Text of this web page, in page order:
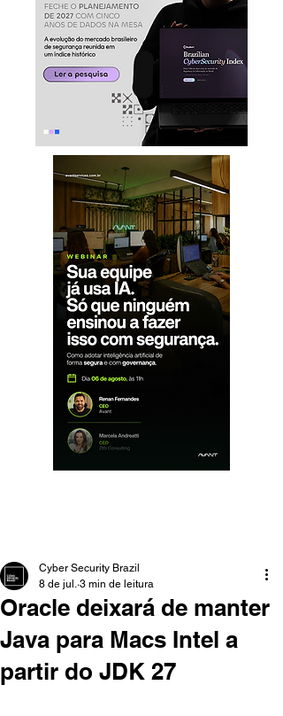
Oracle deixará de manter
Java para Macs Intel a
partir do JDK 27
Cyber Security Brazil
8 de jul. 3 min de leitura